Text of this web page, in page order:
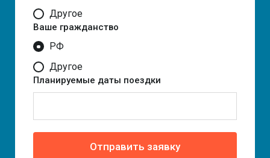
Другое
Ваше гражданство
РФ
Другое
Планируемые даты поездки
Отправить заявку